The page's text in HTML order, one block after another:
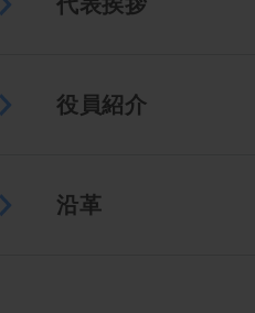
役員紹介
沿革